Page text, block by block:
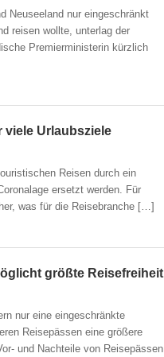
Neuseeland nur eingeschränkt
reisen wollte, unterlag der
Premierministerin kürzlich
viele Urlaubsziele
Reisen durch ein
ersetzt werden. Für
was für die Reisebranche […]
größte Reisefreiheit
nur eine eingeschränkte
Reisepässen eine größere
und Nachteile von Reisepässen